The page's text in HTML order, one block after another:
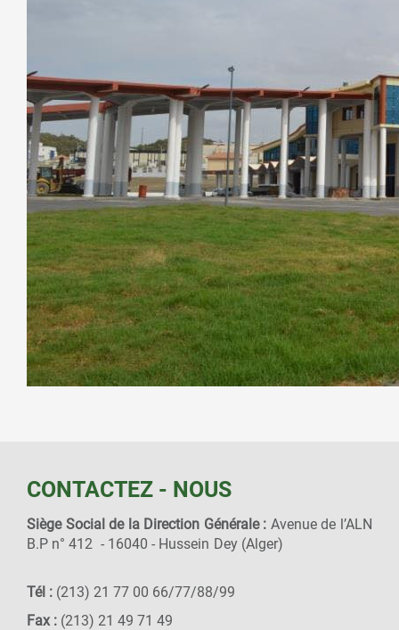
CONTACTEZ - NOUS
Siège Social de la Direction Générale : Avenue de l’ALN
B.P n° 412 - 16040 - Hussein Dey (Alger)
Tél : (213) 21 77 00 66/77/88/99
Fax : (213) 21 49 71 49